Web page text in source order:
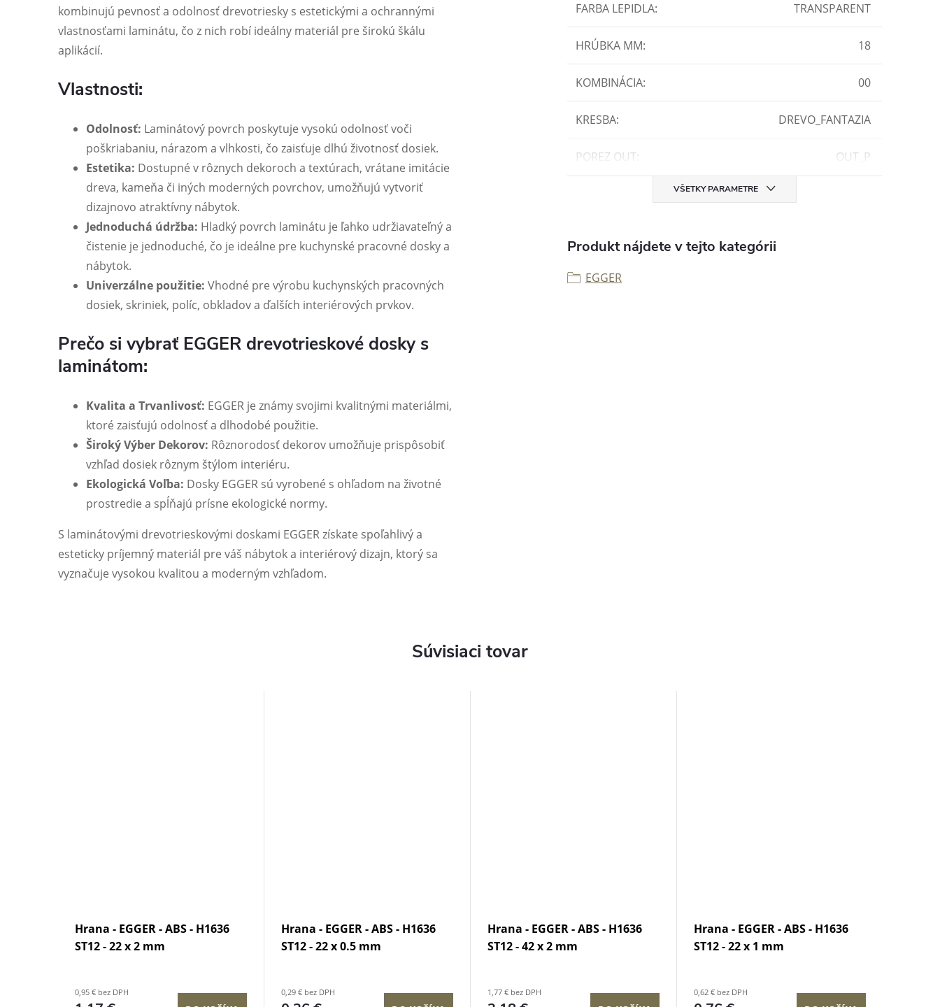
kombinujú pevnosť a odolnosť drevotriesky s estetickými a ochrannými
vlastnosťami laminátu, čo z nich robí ideálny materiál pre širokú škálu
aplikácií.
Vlastnosti:
Odolnosť: Laminátový povrch poskytuje vysokú odolnosť voči
poškriabaniu, nárazom a vlhkosti, čo zaisťuje dlhú životnosť dosiek.
Estetika: Dostupné v rôznych dekoroch a textúrach, vrátane imitácie
dreva, kameňa či iných moderných povrchov, umožňujú vytvoriť
dizajnovo atraktívny nábytok.
Jednoduchá údržba: Hladký povrch laminátu je ľahko udržiavateľný a
čistenie je jednoduché, čo je ideálne pre kuchynské pracovné dosky a
nábytok.
Univerzálne použitie: Vhodné pre výrobu kuchynských pracovných
dosiek, skriniek, políc, obkladov a ďalších interiérových prvkov.
Prečo si vybrať EGGER drevotrieskové dosky s
laminátom:
Kvalita a Trvanlivosť: EGGER je známy svojimi kvalitnými materiálmi,
ktoré zaisťujú odolnosť a dlhodobé použitie.
Široký Výber Dekorov: Rôznorodosť dekorov umožňuje prispôsobiť
vzhľad dosiek rôznym štýlom interiéru.
Ekologická Voľba: Dosky EGGER sú vyrobené s ohľadom na životné
prostredie a spĺňajú prísne ekologické normy.
S laminátovými drevotrieskovými doskami EGGER získate spoľahlivý a
esteticky príjemný materiál pre váš nábytok a interiérový dizajn, ktorý sa
vyznačuje vysokou kvalitou a moderným vzhľadom.
FARBA LEPIDLA: TRANSPARENT
HRÚBKA MM: 18
KOMBINÁCIA: 00
KRESBA: DREVO_FANTAZIA
POREZ OUT: OUT_P
VŠETKY PARAMETRE
Produkt nájdete v tejto kategórii
EGGER
Súvisiaci tovar
Hrana - EGGER - ABS - H1636
ST12 - 22 x 2 mm
0,95 € bez DPH
Hrana - EGGER - ABS - H1636
ST12 - 22 x 0.5 mm
0,29 € bez DPH
Hrana - EGGER - ABS - H1636
ST12 - 42 x 2 mm
1,77 € bez DPH
Hrana - EGGER - ABS - H1636
ST12 - 22 x 1 mm
0,62 € bez DPH